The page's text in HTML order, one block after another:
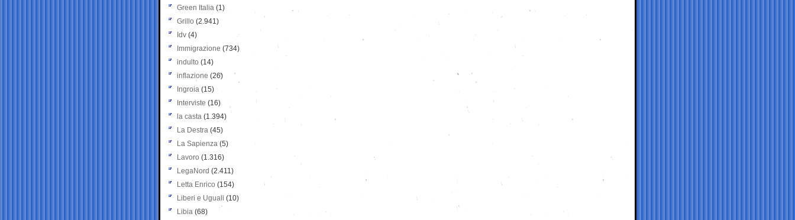
Green Italia (1)
Grillo (2.941)
Idv (4)
Immigrazione (734)
indulto (14)
inflazione (26)
Ingroia (15)
Interviste (16)
la casta (1.394)
La Destra (45)
La Sapienza (5)
Lavoro (1.316)
LegaNord (2.411)
Letta Enrico (154)
Liberi e Uguali (10)
Libia (68)